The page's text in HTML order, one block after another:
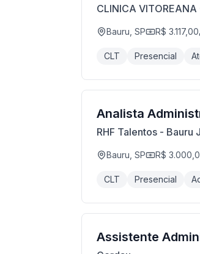
CLINICA VITOREANA
Bauru, SP R$ 3.117,00
CLT Presencial
Analista
RHF Talentos - Bauru
Bauru, SP R$
CLT Presencial
Assistente